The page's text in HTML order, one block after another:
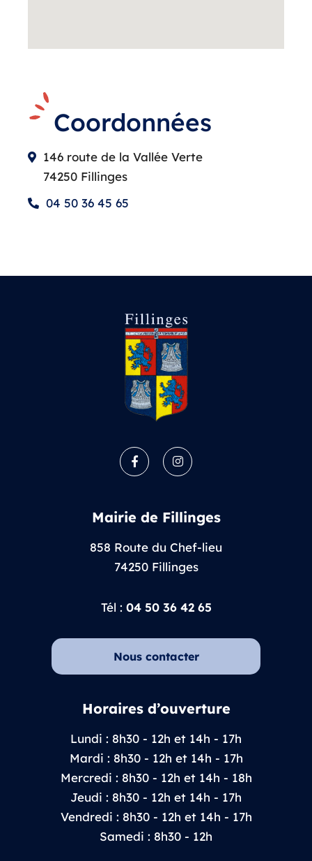
Coordonnées
146 route de la Vallée Verte
74250 Fillinges
04 50 36 45 65
FacebookInstagram
Mairie de Fillinges
858 Route du Chef-lieu
74250 Fillinges
Tél : 04 50 36 42 65
Nous contacter
Horaires d’ouverture
Lundi : 8h30 - 12h et 14h - 17h
Mardi : 8h30 - 12h et 14h - 17h
Mercredi : 8h30 - 12h et 14h - 18h
Jeudi : 8h30 - 12h et 14h - 17h
Vendredi : 8h30 - 12h et 14h - 17h
Samedi : 8h30 - 12h